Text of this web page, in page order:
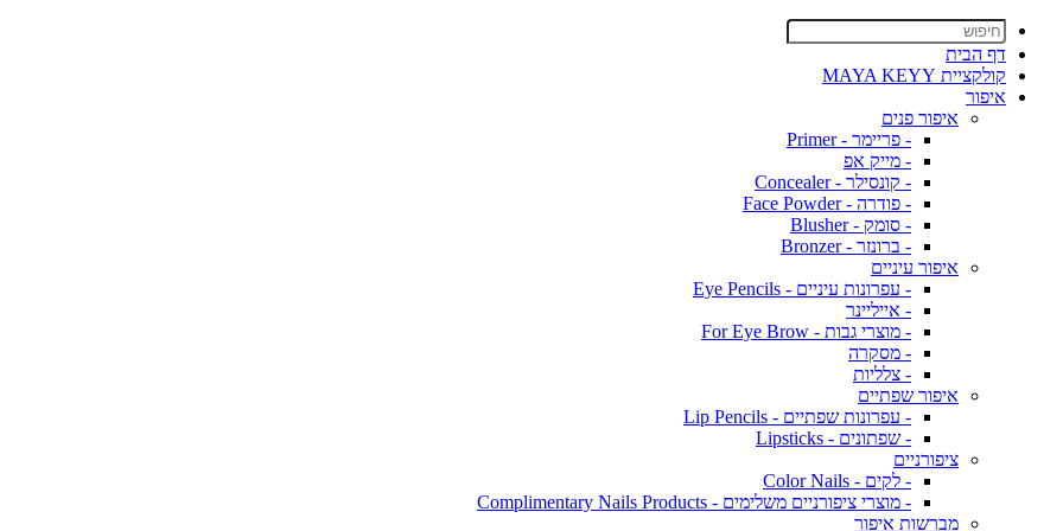
דף הבית
קולקציית MAYA KEYY
איפור
איפור פנים
- פריימר - Primer
- מייק אפ
- קונסילר - Concealer
- פודרה - Face Powder
- סומק - Blusher
- ברונזר - Bronzer
איפור עיניים
- עפרונות עיניים - Eye Pencils
- אייליינר
- מוצרי גבות - For Eye Brow
- מסקרה
- צלליות
איפור שפתיים
- עפרונות שפתיים - Lip Pencils
- שפתונים - Lipsticks
ציפורניים
- לקים - Color Nails
- מוצרי ציפורניים משלימים - Complimentary Nails Products
מברשות איפור